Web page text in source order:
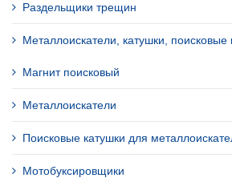
Раздельщики трещин
Металлоискатели, катушки, поисковые
Магнит поисковый
Металлоискатели
Поисковые катушки для
Мотобуксировщики